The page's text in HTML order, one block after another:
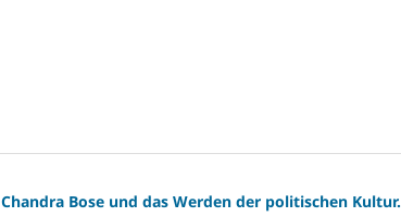
Bose und das Werden der politischen Kultur.